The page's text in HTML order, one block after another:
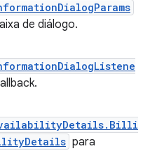
de diálogo.
para